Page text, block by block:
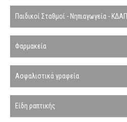
Παιδικοί Σταθμοί - Νηπιαγωγεία - ΚΔΑΠ
Φαρμακεία
Ασφαλιστικά γραφεία
Είδη ραπτικής